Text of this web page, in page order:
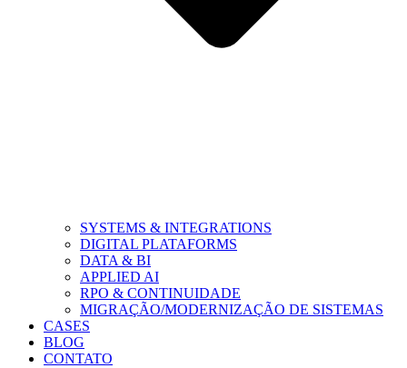
SYSTEMS & INTEGRATIONS
DIGITAL PLATAFORMS
DATA & BI
APPLIED AI
RPO & CONTINUIDADE
MIGRAÇÃO/MODERNIZAÇÃO DE SISTEMAS
CASES
BLOG
CONTATO